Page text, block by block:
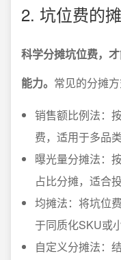
2. 坑位费的
科学分摊坑位费，
能力。 常见的分摊方
销售额比例法：
费，适用于多品
曝光量分摊法：
占比分摊，适合
均摊法：将坑位
于同质化SKU或
自定义分摊法：